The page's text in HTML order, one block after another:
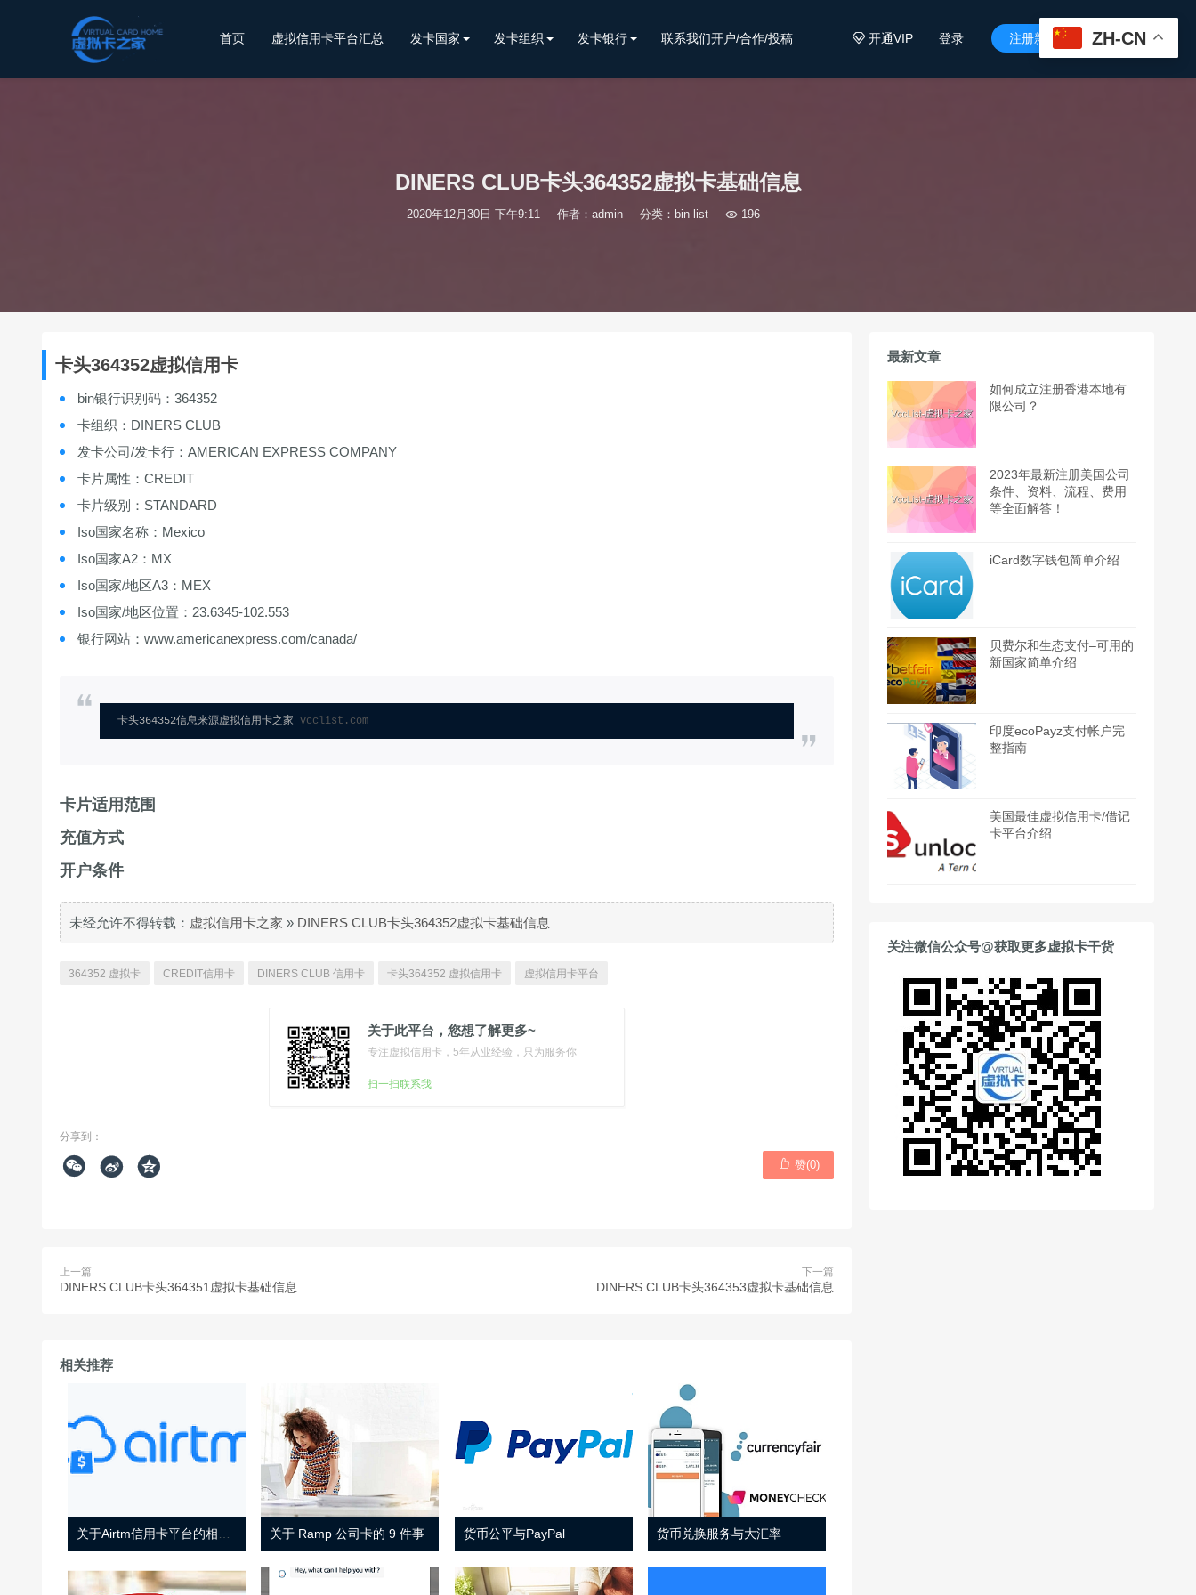
开通VIP 登录 注册新用户 
首页 虚拟信用卡平台汇总 发卡国家 发卡组织 发卡银行 联系我们开户/合作/投稿
DINERS CLUB卡头364352虚拟卡基础信息
2020年12月30日 下午9:11 作者：admin 分类： bin list 196
卡头364352虚拟信用卡
bin银行识别码：364352
卡组织：DINERS CLUB
发卡公司/发卡行：AMERICAN EXPRESS COMPANY
卡片属性：CREDIT
卡片级别：STANDARD
Iso国家名称：Mexico
Iso国家A2：MX
Iso国家/地区A3：MEX
Iso国家/地区位置：23.6345-102.553
银行网站：www.americanexpress.com/canada/
卡头364352信息来源虚拟信用卡之家 vcclist.com
卡片适用范围
充值方式
开户条件
未经允许不得转载： 虚拟信用卡之家 » DINERS CLUB卡头364352虚拟卡基础信息
364352 虚拟卡 CREDIT信用卡 DINERS CLUB 信用卡 卡头364352 虚拟信用卡 虚拟信用卡平台
关于此平台，您想了解更多~
专注虚拟信用卡，5年从业经验，只为服务你
扫一扫联系我
分享到：
    赞(0)
上一篇
DINERS CLUB卡头364351虚拟卡基础信息
下一篇
DINERS CLUB卡头364353虚拟卡基础信息
相关推荐
关于 Ramp 公司卡的 9 件事 货币公平与PayPal 货币兑换服务与大汇率
最新文章
如何成立注册香港本地有
限公司？
2023年最新注册美国公司
条件、资料、流程、费用
等全面解答！
iCard数字钱包简单介绍
贝费尔和生态支付–可用的
新国家简单介绍
印度ecoPayz支付帐户完
整指南
美国最佳虚拟信用卡/借记
卡平台介绍
关注微信公众号@获取更多虚拟卡干货
ZH-CN